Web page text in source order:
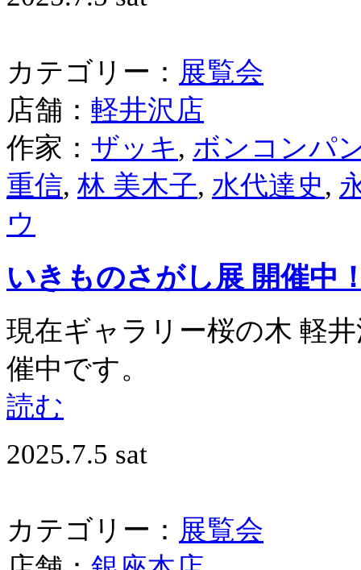
カテゴリー： 展覧会
店舗： 軽井沢店
作家： ザッキ, ボンコンパ
重信, 林 美木子, 水代達史,
ウ
いきものさがし展 開催中
現在ギャラリー桜の木 軽
催中です。 いき
読む
2025.7.5 sat
カテゴリー： 展覧会